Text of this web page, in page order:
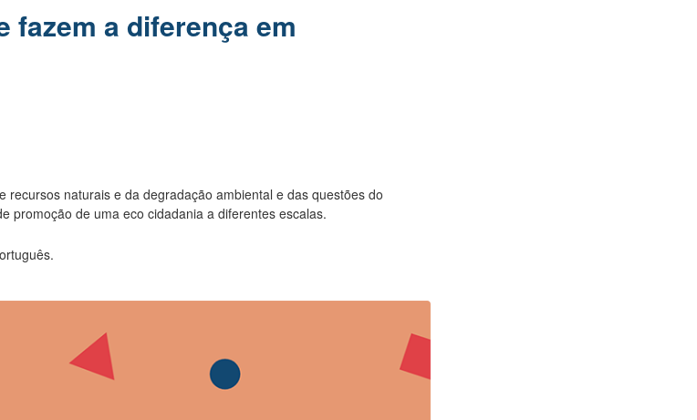
fazem a diferença em
recursos naturais e da degradação ambiental e das questões do
promoção de uma eco cidadania a diferentes escalas.